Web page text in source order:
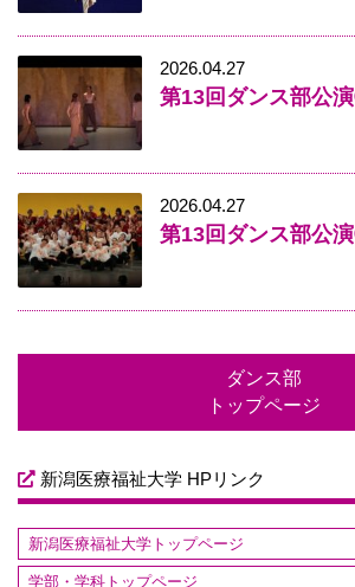
2026.04.27
第13回ダンス部公
2026.04.27
第13回ダンス部公
ダンス部
トップページ
新潟医療福祉大学 HPリンク
新潟医療福祉大学トップページ
学部・学科トップページ